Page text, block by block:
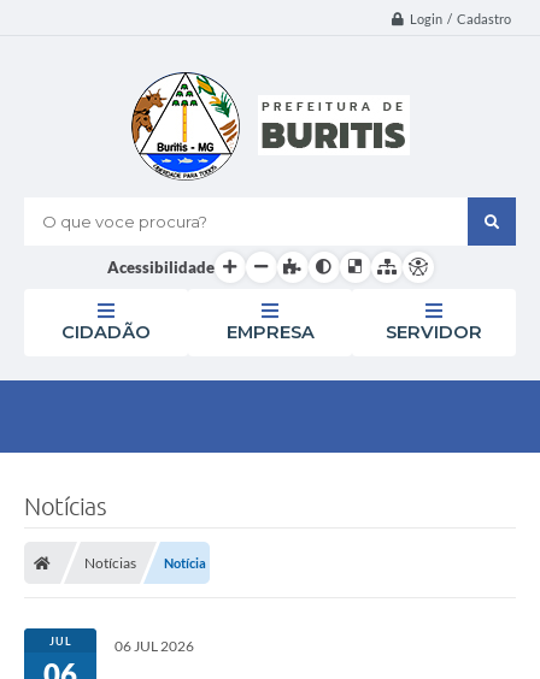
Login / Cadastro
O que voce procura?
Acessibilidade
CIDADÃO EMPRESA SERVIDOR
Notícias
Notícias Notícia
JUL 06 JUL 2026